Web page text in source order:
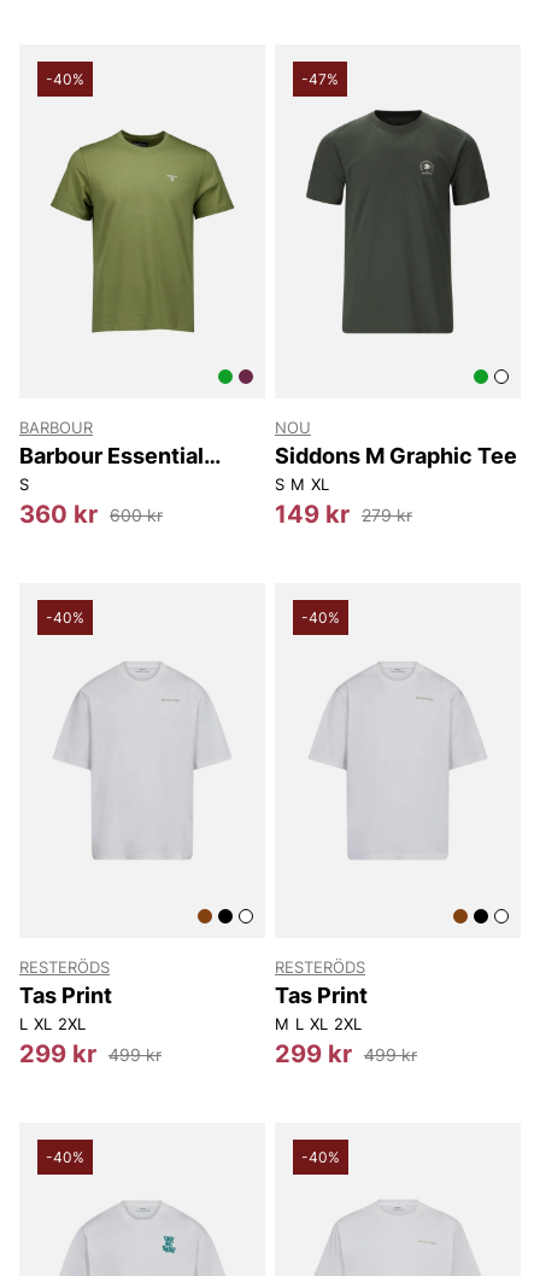
-40%
BARBOUR
Barbour Essential
Sports T-shirt
S
360 kr 600 kr
-47%
NOU
Siddons M Graphic Tee
S M XL
149 kr 279 kr
-40%
RESTERÖDS
Tas Print
L XL 2XL
299 kr 499 kr
-40%
RESTERÖDS
Tas Print
M L XL 2XL
299 kr 499 kr
-40% -40%